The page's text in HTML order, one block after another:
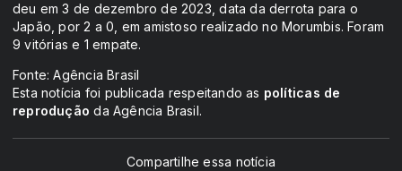
deu em 3 de dezembro de 2023, data da derrota para o
Japão, por 2 a 0, em amistoso realizado no Morumbis. Foram
9 vitórias e 1 empate.
Fonte: Agência Brasil
Esta notícia foi publicada respeitando as políticas de
reprodução da Agência Brasil.
Compartilhe essa notícia